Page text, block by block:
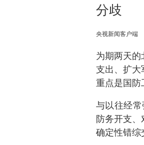
分歧
央视新闻客户端
为期两天
支出、扩大
重点是国防
与以往经
防务开支
确定性错综